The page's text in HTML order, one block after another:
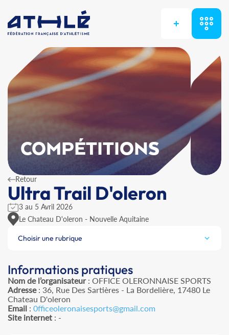
+
COMPÉTITIONS
Retour
Ultra Trail D'oleron
3 au 5 Avril 2026
Le Chateau D'oleron - Nouvelle Aquitaine
Choisir une rubrique
Informations pratiques
Nom de l’organisateur: OFFICE OLERONNAISE SPORTS
Adresse: 36, Rue Des Sartières - La Bordelière, 17480 Le
Chateau D'oleron
Email : 0fficeoleronaisesports@gmail.com
Site internet : -